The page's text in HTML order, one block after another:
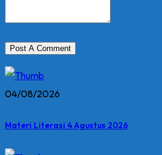
04/08/2026
Materi Literasi 4 Agustus 2026